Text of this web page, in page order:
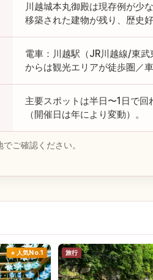
川越城本丸御殿は現存例が少
移築された建物が残り、歴史好
電車：川越駅（JR川越線/東
からは観光エリアが徒歩圏／
主要スポットは半日〜1日で
（開催日は年により変動）。
ご確認ください。
人気No.1 旅行